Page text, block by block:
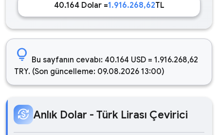
40.164 Dolar =1.916.268,62TL
lightbulb Bu sayfanın cevabı: 40.164 USD = 1.916.268,62
TRY. (Son güncelleme: 09.08.2026 13:00)
currency_exchange Anlık Dolar - Türk Lirası Çevirici